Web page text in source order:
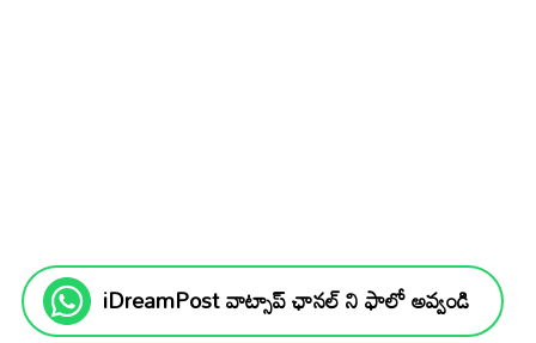
iDreamPost వాట్సాప్ ఛానల్ ని ఫాలో అవ్వండి